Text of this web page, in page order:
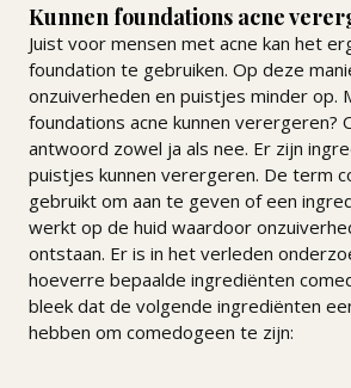
Kunnen foundations acne
Juist voor mensen met acne kan het
foundation te gebruiken. Op deze
onzuiverheden en puistjes minder op.
foundations acne kunnen verergeren?
antwoord zowel ja als nee. Er zijn
puistjes kunnen verergeren. De term
gebruikt om aan te geven of een
werkt op de huid waardoor
ontstaan. Er is in het verleden
hoeverre bepaalde ingrediënten
bleek dat de volgende ingrediënten
hebben om comedogeen te zijn: